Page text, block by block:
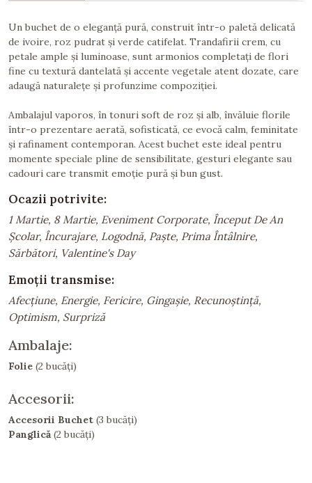
Un buchet de o eleganță pură, construit într-o paletă delicată
de ivoire, roz pudrat și verde catifelat. Trandafirii crem, cu
petale ample și luminoase, sunt armonios completați de flori
fine cu textură dantelată și accente vegetale atent dozate, care
adaugă naturalețe și profunzime compoziției.
Ambalajul vaporos, în tonuri soft de roz și alb, învăluie florile
într-o prezentare aerată, sofisticată, ce evocă calm, feminitate
și rafinament contemporan. Acest buchet este ideal pentru
momente speciale pline de sensibilitate, gesturi elegante sau
cadouri care transmit emoție pură și bun gust.
Ocazii potrivite:
1 Martie, 8 Martie, Eveniment Corporate, Început De An
Școlar, Încurajare, Logodnă, Paște, Prima Întâlnire,
Sărbători, Valentine's Day
Emoții transmise:
Afecțiune, Energie, Fericire, Gingașie, Recunoștință,
Optimism, Surpriză
Ambalaje:
Folie (2 bucăți)
Accesorii:
Accesorii Buchet (3 bucăți)
Panglică (2 bucăți)